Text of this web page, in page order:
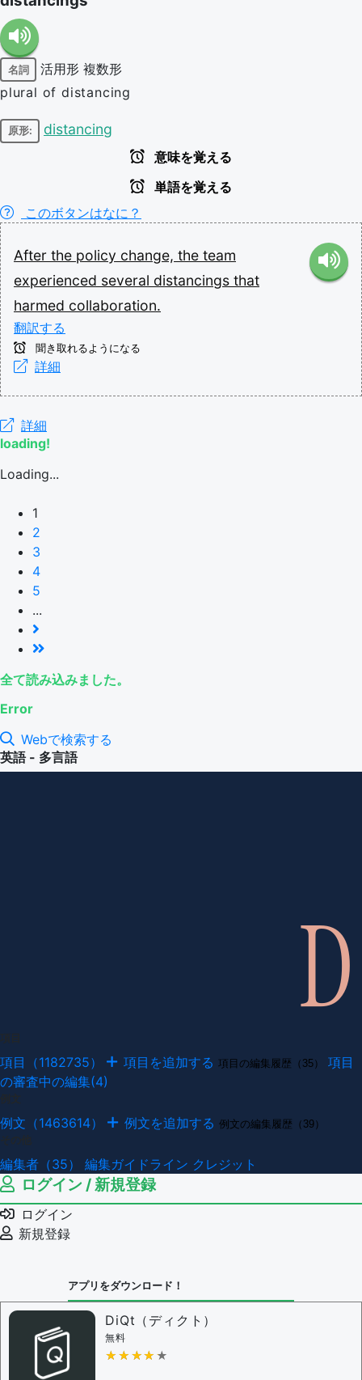
名詞 活用形 複数形
plural of distancing
原形: distancing
意味を覚える
単語を覚える
このボタンはなに？
After the policy change, the team
experienced several distancings that
harmed collaboration.
翻訳する
聞き取れるようになる
詳細
詳細
loading!
Loading...
1
2
3
4
5
...
全て読み込みました。
Error
Webで検索する
英語 - 多言語
項目（1182735） 項目を追加する 項目の編集履歴（35）
項目
の審査中の編集(4)
例文（1463614） 例文を追加する 例文の編集履歴（39）
編集者（35） 編集ガイドライン クレジット
ログイン / 新規登録
ログイン
新規登録
アプリをダウンロード！
DiQt（ディクト）
無料
★★★★★
★★★★★